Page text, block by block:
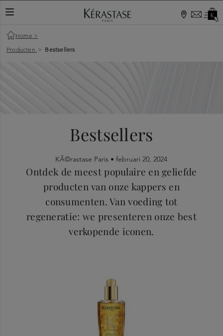
Home >
Producten > Bestsellers
Bestsellers
KÃ©rastase Paris •februari 20, 2024
Ontdek de meest populaire en geliefde
producten van onze kappers en
consumenten. Van voeding tot
regeneratie: we presenteren onze best
verkopende iconen.